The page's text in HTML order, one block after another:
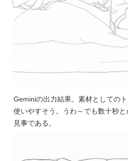
Geminiの出力結果。素材としての
使いやすそう。うわ～でも数十秒
見事である。